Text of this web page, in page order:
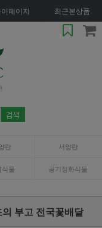
페이지 최근본상품
란 서양란
식물 공기정화식물
부고 전국꽃배달